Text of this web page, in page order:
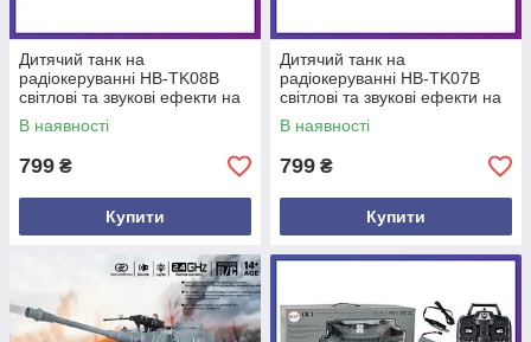
Дитячий танк на
радіокеруванні HB-TK08B
світлові та звукові ефекти на
акумуляторі 28 см
В наявності
799 ₴
Купити
Дитячий танк на
радіокеруванні HB-TK07B
світлові та звукові ефекти на
батарейках 28 см
В наявності
799 ₴
Купити